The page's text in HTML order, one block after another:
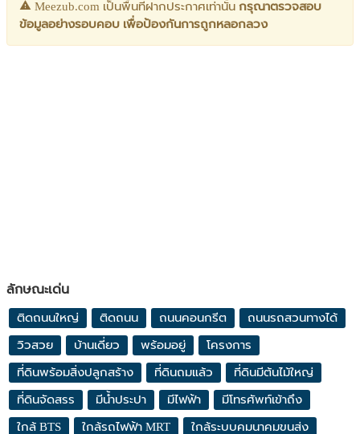
Meezub.com เป็นพื้นที่ฝากประกาศเท่านั้น กรุณาตรวจสอบ
ข้อมูลอย่างรอบคอบ เพื่อป้องกันการถูกหลอกลวง
ลักษณะเด่น
ติดถนนใหญ่ ติดถนน ถนนคอนกรีต ถนนรถสวนทางได้
วิวสวย บ้านเดี่ยว พร้อมอยู่ โครงการ
ที่ดินพร้อมสิ่งปลูกสร้าง ที่ดินถมแล้ว ที่ดินมีต้นไม้ใหญ่
ที่ดินจัดสรร มีน้ำประปา มีไฟฟ้า มีโทรศัพท์เข้าถึง
ใกล้ BTS ใกล้รถไฟฟ้า MRT ใกล้ระบบคมนาคมขนส่ง